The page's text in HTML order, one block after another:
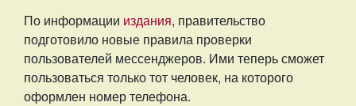
По информации издания, правительство
подготовило новые правила проверки
пользователей мессенджеров. Ими теперь сможет
пользоваться только тот человек, на которого
оформлен номер телефона.